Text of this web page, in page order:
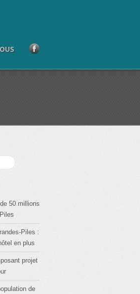
50 millions
Piles :
en plus
projet
de